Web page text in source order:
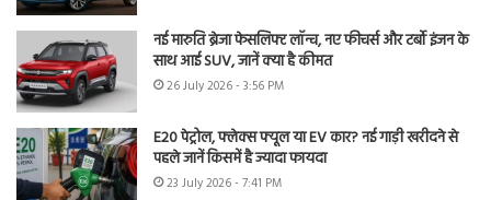
नई मारुति ब्रेजा फेसलिफ्ट लॉन्च, नए फीचर्स और टर्बो इंजन के
साथ आई SUV, जानें क्या है कीमत
26 July 2026 - 3:56 PM
E20 पेट्रोल, फ्लेक्स फ्यूल या EV कार? नई गाड़ी खरीदने से
पहले जानें किसमें है ज्यादा फायदा
23 July 2026 - 7:41 PM